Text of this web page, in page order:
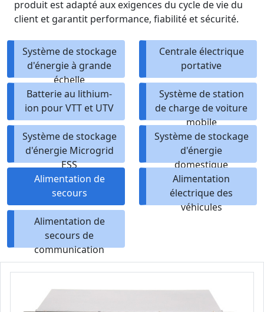
produit est adapté aux exigences du cycle de vie du
client et garantit performance, fiabilité et sécurité.
Système de stockage
d'énergie à grande
échelle
Centrale électrique
portative
Batterie au lithium-
ion pour VTT et UTV
Système de station
de charge de voiture
mobile
Système de stockage
d'énergie Microgrid
ESS
Système de stockage
d'énergie
domestique
Alimentation de
secours
Alimentation
électrique des
véhicules
Alimentation de
secours de
communication